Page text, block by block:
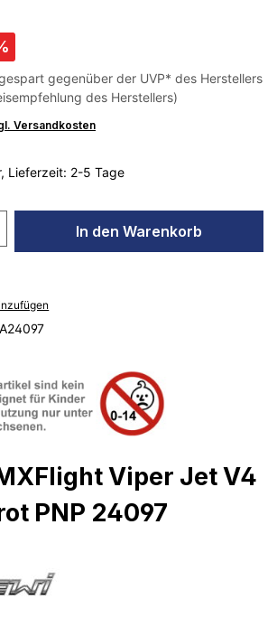
gegenüber der UVP* des Herstellers
des Herstellers)
Versandkosten
Lieferzeit: 2-5 Tage
In den Warenkorb
A24097
Viper Jet V4
PNP 24097